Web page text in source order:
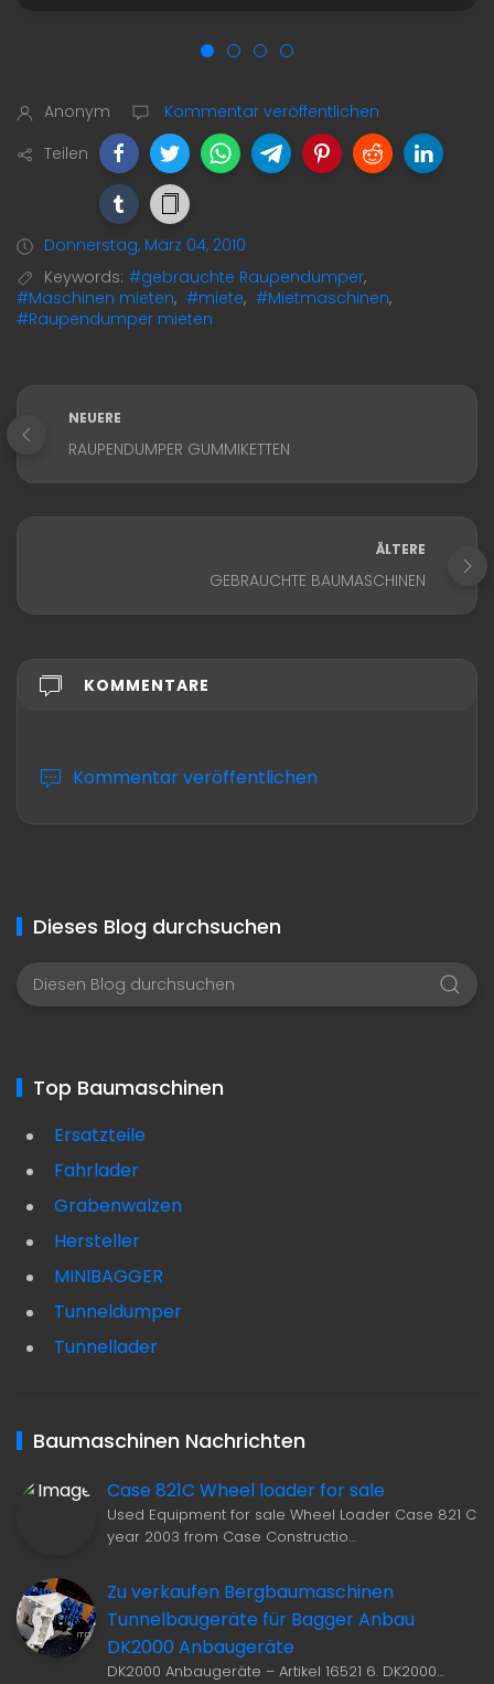
Anonym
Kommentar veröffentlichen
Teilen
Donnerstag, März 04, 2010
Keywords: #gebrauchte Raupendumper,
#Maschinen mieten, #miete, #Mietmaschinen,
#Raupendumper mieten
NEUERE
RAUPENDUMPER GUMMIKETTEN
ÄLTERE
GEBRAUCHTE BAUMASCHINEN
KOMMENTARE
Kommentar veröffentlichen
Dieses Blog durchsuchen
Top Baumaschinen
Ersatzteile
Fahrlader
Grabenwalzen
Hersteller
MINIBAGGER
Tunneldumper
Tunnellader
Baumaschinen Nachrichten
Case 821C Wheel loader for sale
Used Equipment for sale Wheel Loader Case 821 C
year 2003 from Case Constructio…
Zu verkaufen Bergbaumaschinen
Tunnelbaugeräte für Bagger Anbau
DK2000 Anbaugeräte
DK2000 Anbaugeräte – Artikel 16521 6. DK2000…